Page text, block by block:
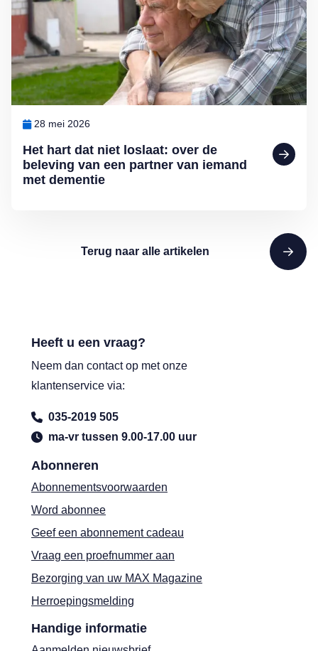
Het hart dat niet loslaat: over de
beleving van een partner van iemand
met dementie
28 mei 2026
Terug naar alle artikelen
Abonneren
Abonnementsvoorwaarden
Word abonnee
Geef een abonnement cadeau
Vraag een proefnummer aan
Bezorging van uw MAX Magazine
Herroepingsmelding
Handige informatie
Heeft u een vraag?
Neem dan contact op met onze
klantenservice via:
035-2019 505
ma-vr tussen 9.00-17.00 uur